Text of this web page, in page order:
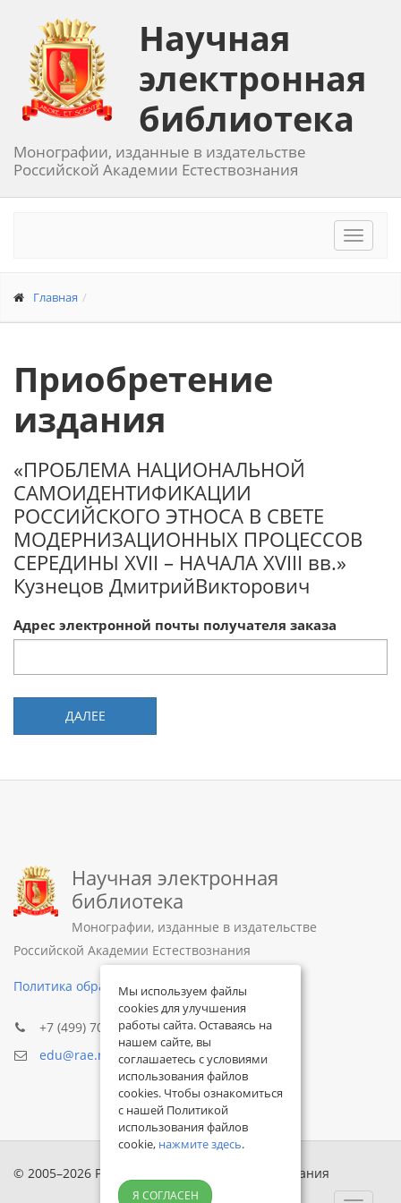
Научная
электронная
библиотека
Монографии, изданные в издательстве
Российской Академии Естествознания
Toggle
Главная
Приобретение
издания
«ПРОБЛЕМА НАЦИОНАЛЬНОЙ
САМОИДЕНТИФИКАЦИИ
РОССИЙСКОГО ЭТНОСА В СВЕТЕ
МОДЕРНИЗАЦИОННЫХ ПРОЦЕССОВ
СЕРЕДИНЫ XVII – НАЧАЛА XVIII вв.»
Кузнецов ДмитрийВикторович
Адрес электронной почты получателя заказа
ДАЛЕЕ
Научная электронная
библиотека
Монографии, изданные в издательстве
Российской Академии Естествознания
Политика обработки персональных данных
+7 (499) 705-72-30
edu@rae.ru
© 2005–2026 Российская академия естествознания
Мы используем файлы
cookies для улучшения
работы сайта. Оставаясь на
нашем сайте, вы
соглашаетесь с условиями
использования файлов
cookies. Чтобы ознакомиться
с нашей Политикой
использования файлов
cookie, нажмите здесь.
Я СОГЛАСЕН